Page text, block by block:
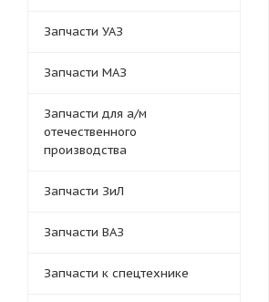
Запчасти УАЗ
Запчасти МАЗ
Запчасти для а/м
отечественного
производства
Запчасти ЗиЛ
Запчасти ВАЗ
Запчасти к спецтехнике